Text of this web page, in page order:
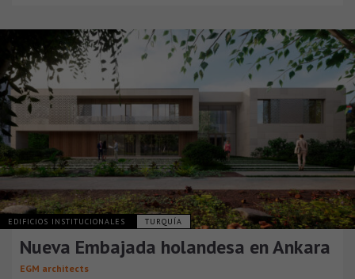
EDIFICIOS INSTITUCIONALES TURQUÍA
Nueva Embajada holandesa en Ankara
EGM architects